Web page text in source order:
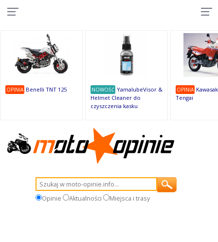
OPINIA Benelli TNT 125 NOWOŚĆ YamalubeVisor &
Helmet Cleaner do
czyszczenia kasku
OPINIA
Tengai
Opinie Aktualności Miejsca i trasy